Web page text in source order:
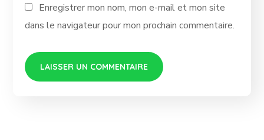
Enregistrer mon nom, mon e-mail et mon site
dans le navigateur pour mon prochain commentaire.